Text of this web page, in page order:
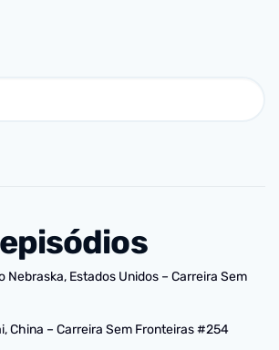
Nebraska, Estados Unidos – Carreira Sem
China – Carreira Sem Fronteiras #254